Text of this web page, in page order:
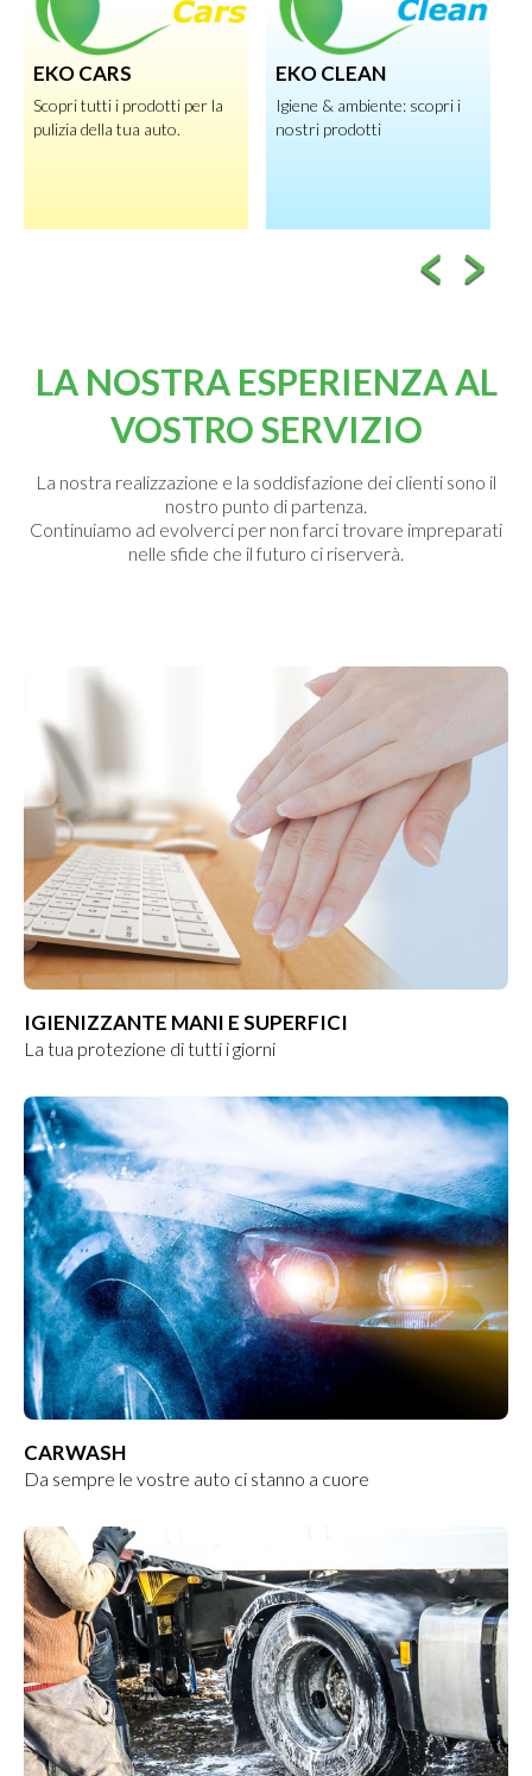
EKO CARS
Scopri tutti i prodotti per la
pulizia della tua auto.
EKO CLEAN
Igiene & ambiente: scopri i
nostri prodotti
LA NOSTRA ESPERIENZA AL
VOSTRO SERVIZIO
La nostra realizzazione e la soddisfazione dei clienti sono il
nostro punto di partenza.
Continuiamo ad evolverci per non farci trovare impreparati
nelle sfide che il futuro ci riserverà.
IGIENIZZANTE MANI E SUPERFICI
La tua protezione di tutti i giorni
CARWASH
Da sempre le vostre auto ci stanno a cuore